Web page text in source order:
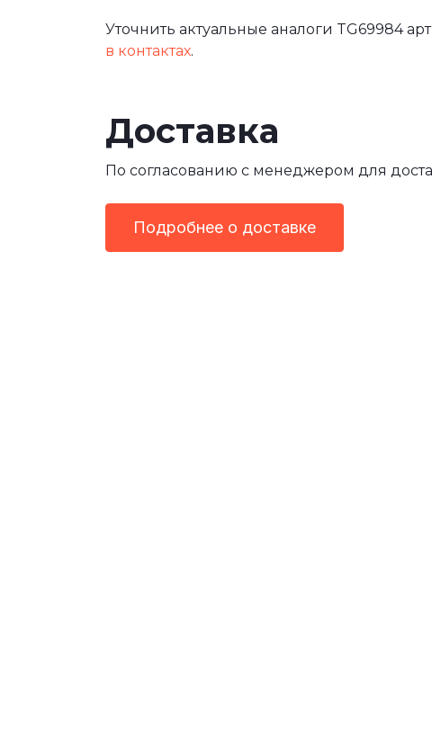
Уточнить актуальные аналоги TG69984
в контактах.
Доставка
По согласованию с менеджером для
Подробнее о доставке